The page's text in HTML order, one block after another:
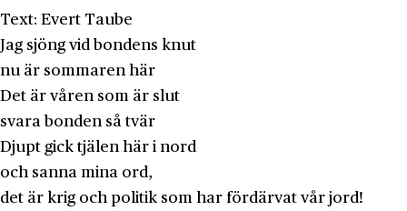
Text: Evert Taube
Jag sjöng vid bondens knut
nu är sommaren här
Det är våren som är slut
svara bonden så tvär
Djupt gick tjälen här i nord
och sanna mina ord,
det är krig och politik som har fördärvat vår jord!